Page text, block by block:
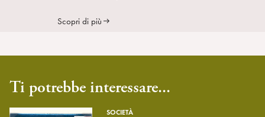
Scopri di più
Ti potrebbe interessare...
SOCIETÀ